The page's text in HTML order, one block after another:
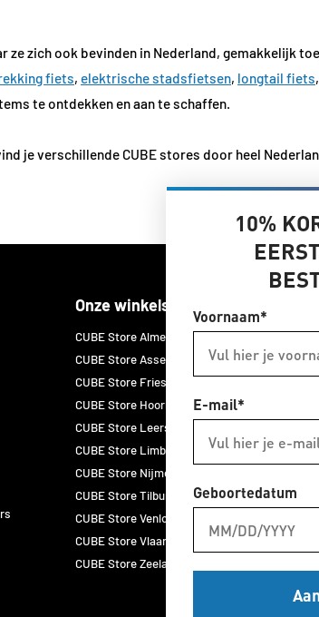
ze zich ook bevinden in Nederland, gemakkelijk
fiets, elektrische stadsfietsen, longtail fiets,
te ontdekken en aan te schaffen.
je verschillende CUBE stores door heel
Onze winkels
CUBE Store Almelo
CUBE Store Assen
CUBE Store Friesland
CUBE Store Hoorn
CUBE Store Leersum
CUBE Store Limburg
CUBE Store Nijmegen
CUBE Store Tilburg
CUBE Store Venlo
CUBE Store Vlaardingen
CUBE Store Zeeland
CUBE
CUBE
ACID
Newmen
Thule
10%
Voornaam*
E-mail*
Geboortedatum